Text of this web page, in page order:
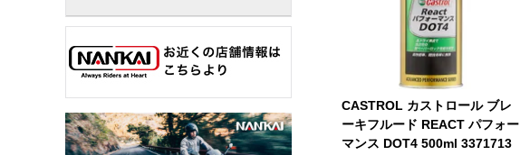
CASTROL カストロール ブレ
ーキフルード REACT パフォー
マンス DOT4 500ml 3371713